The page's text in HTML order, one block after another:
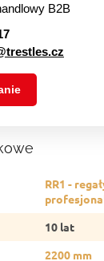
B2B
RR1 -
10 lat
2200 mm